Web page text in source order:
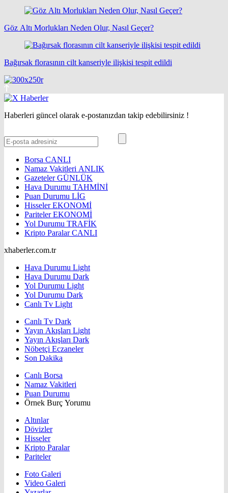
Göz Altı Morlukları Neden Olur, Nasıl Geçer?
Bağırsak florasının cilt kanseriyle ilişkisi tespit edildi
Haberleri güncel olarak e-postanızdan takip edebilirsiniz !
Borsa CANLI
Namaz Vakitleri ANLIK
GazetelerGÜNLÜK
Hava Durumu TAHMİNİ
Puan Durumu LİG
HisselerEKONOMİ
ParitelerEKONOMİ
Yol Durumu TRAFİK
Kripto ParalarCANLI
xhaberler.com.tr
Hava Durumu Light
Hava Durumu Dark
Yol Durumu Light
Yol Durumu Dark
Canlı Tv Light
Canlı Tv Dark
Yayın Akışları Light
Yayın Akışları Dark
Nöbetçi Eczaneler
Son Dakika
Canlı Borsa
Namaz Vakitleri
Puan Durumu
Örnek Burç Yorumu
Altınlar
Dövizler
Hisseler
Kripto Paralar
Pariteler
Foto Galeri
Video Galeri